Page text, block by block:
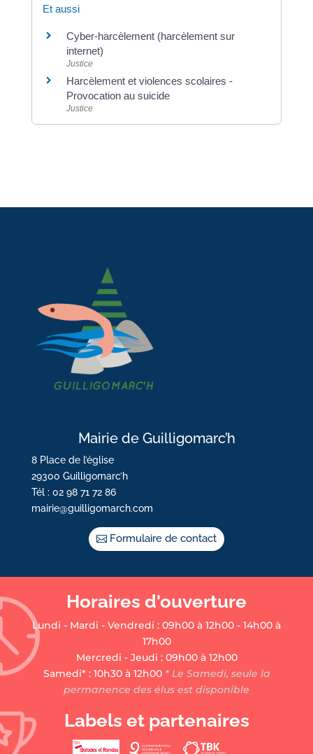
Et aussi
Cyber-harcèlement (harcèlement sur
internet)
Justice
Harcèlement et violences scolaires -
Provocation au suicide
Justice
Mairie de Guilligomarc’h
8 Place de l’église
29300 Guilligomarc’h
Tél : 02 98 71 72 86
mairie@guilligomarch.com
Formulaire de contact
Horaires d'ouverture
Lundi - Mardi - Vendredi : 09h00 à 12h00 - 14h00 à
17h00
Mercredi - Jeudi : 09h00 à 12h00
Samedi* : 10h30 à 12h00* Le Samedi, seule la
permanence des élus est disponible
Labels et partenaires